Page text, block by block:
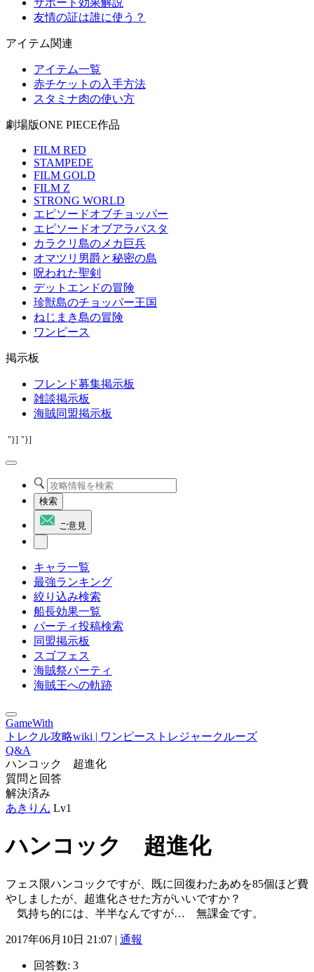
サポート効果解説
友情の証は誰に使う？
アイテム関連
アイテム一覧
赤チケットの入手方法
スタミナ肉の使い方
劇場版ONE PIECE作品
FILM RED
STAMPEDE
FILM GOLD
FILM Z
STRONG WORLD
エピソードオブチョッパー
エピソードオブアラバスタ
カラクリ島のメカ巨兵
オマツリ男爵と秘密の島
呪われた聖剣
デットエンドの冒険
珍獣島のチョッパー王国
ねじまき島の冒険
ワンピース
掲示板
フレンド募集掲示板
雑談掲示板
海賊同盟掲示板
"}] "}]
検索
ご意見
キャラ一覧
最強ランキング
絞り込み検索
船長効果一覧
パーティ投稿検索
同盟掲示板
スゴフェス
海賊祭パーティ
海賊王への軌跡
GameWith
トレクル攻略wiki | ワンピーストレジャークルーズ
Q&A
ハンコック 超進化
質問と回答
解決済み
あきりん Lv1
ハンコック 超進化
フェス限ハンコックですが、既に回復わたあめを85個ほど費
やしましたが、超進化させた方がいいですか？
気持ち的には、半半なんですが… 無課金です。
2017年06月10日 21:07 | 通報
回答数: 3